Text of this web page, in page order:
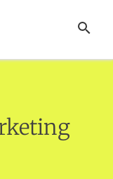
SUCHE